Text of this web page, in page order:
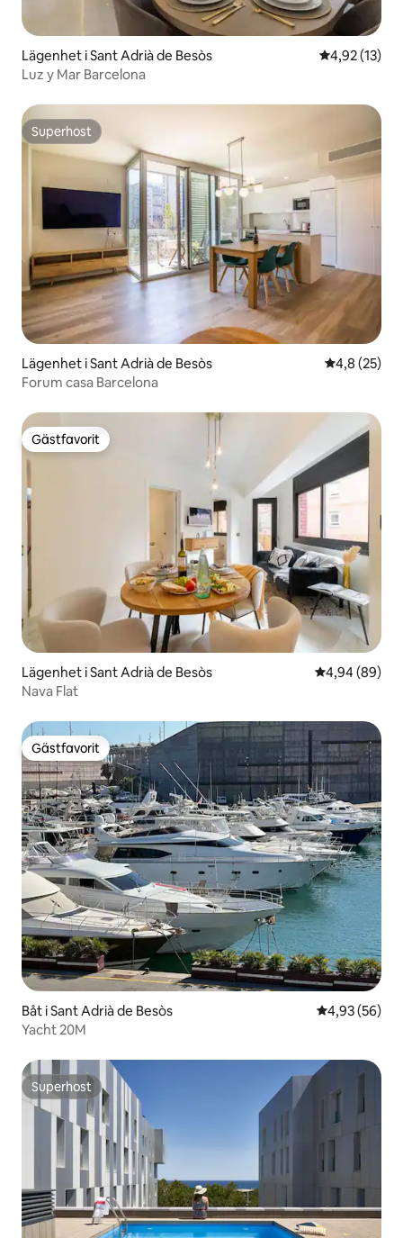
Lägenhet i Sant Adrià de Besòs 4,92 av 5 i
4,92 (13)
Luz y Mar Barcelona
Superhost
Superhost
Lägenhet i Sant Adrià de Besòs 4,8 av 5 i
4,8 (25)
Forum casa Barcelona
Gästfavorit
Gästfavorit
Lägenhet i Sant Adrià de Besòs 4,94 av 5 i
4,94 (89)
Nava Flat
Gästfavorit
Gästfavorit
Båt i Sant Adrià de Besòs 4,93 av 5 i
4,93 (56)
Yacht 20M
Superhost
Superhost